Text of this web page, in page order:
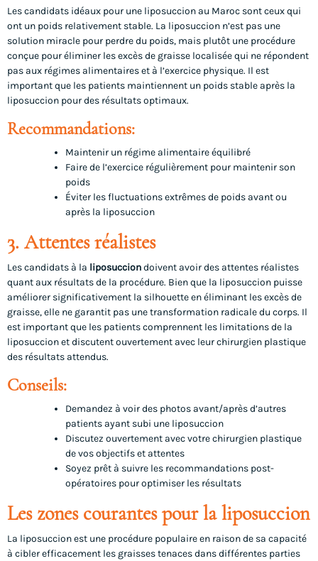
Les candidats idéaux pour une liposuccion au Maroc sont ceux qui
ont un poids relativement stable. La liposuccion n’est pas une
solution miracle pour perdre du poids, mais plutôt une procédure
conçue pour éliminer les excès de graisse localisée qui ne répondent
pas aux régimes alimentaires et à l’exercice physique. Il est
important que les patients maintiennent un poids stable après la
liposuccion pour des résultats optimaux.
Recommandations:
Maintenir un régime alimentaire équilibré
Faire de l’exercice régulièrement pour maintenir son
poids
Éviter les fluctuations extrêmes de poids avant ou
après la liposuccion
3. Attentes réalistes
Les candidats à la liposucciondoivent avoir des attentes réalistes
quant aux résultats de la procédure. Bien que la liposuccion puisse
améliorer significativement la silhouette en éliminant les excès de
graisse, elle ne garantit pas une transformation radicale du corps. Il
est important que les patients comprennent les limitations de la
liposuccion et discutent ouvertement avec leur chirurgien plastique
des résultats attendus.
Conseils:
Demandez à voir des photos avant/après d’autres
patients ayant subi une liposuccion
Discutez ouvertement avec votre chirurgien plastique
de vos objectifs et attentes
Soyez prêt à suivre les recommandations post-
opératoires pour optimiser les résultats
Les zones courantes pour la liposuccion
La liposuccion est une procédure populaire en raison de sa capacité
à cibler efficacement les graisses tenaces dans différentes parties